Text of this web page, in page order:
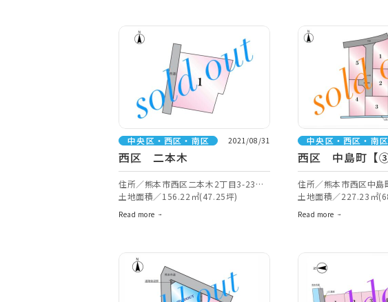
中央区・西区・南区 2021/08/31
西区 二本木
住所／熊本市西区二本木2丁目3-23付
近【ナビ検索】
土地面積／156.22㎡(47.25坪)
Read more
中央区・西区・南区
西区 中島町【③
住所／熊本市西区中
【ナビ検索】
土地面積／227.23㎡
Read more